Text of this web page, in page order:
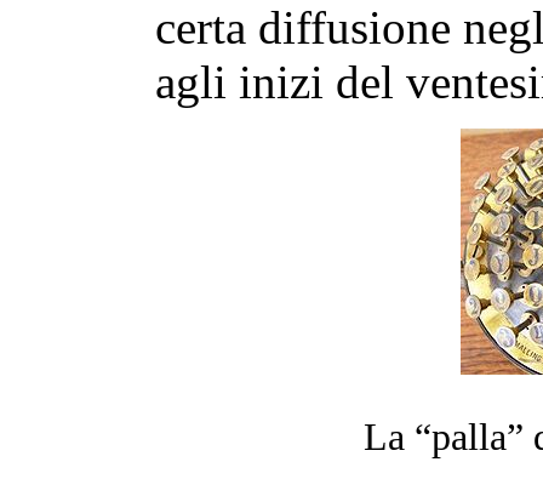
certa diffusione
agli inizi del
La “palla”